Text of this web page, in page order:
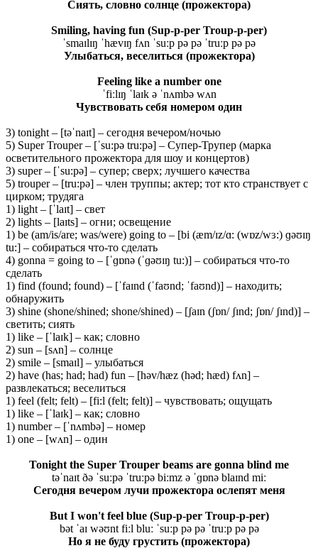
Сиять, словно солнце (прожектора)
Smiling, having fun (Sup-p-per Troup-p-per)
ˈsmaɪlɪŋ ˈhævɪŋ fʌn ˈsuːp pə pə ˈtruːp pə pə
Улыбаться, веселиться(прожектора)
Feeling like a number one
ˈfiːlɪŋ ˈlaɪk ə ˈnʌmbə wʌn
Чувствовать себя номером один
3) tonight – [təˈnaɪt] – сегодня вечером/ночью
5) Super Trouper – [ˈsu:pə tru:pə] – Супер-Трупер (марка
осветительного прожектора для шоу и концертов)
3) super – [ˈsu:pə] – супер; сверх; лучшего качества
5) trouper – [tru:pə] – член труппы; актер; тот кто странствует с
цирком; трудяга
1) light – [ˈlaɪt] – свет
2) lights – [laɪts] – огни; освещение
1) be (am/is/are; was/were) going to – [bi (æm/ɪz/ɑ: (wɒz/wɜ:) ɡəʊɪŋ
tu:] – собираться что-то сделать
4) gonna = going to – [ˈɡɒnə (ˈɡəʊɪŋ tu:)] – собираться что-то
сделать
1) find (found; found) – [ˈfaɪnd (ˈfaʊnd; ˈfaʊnd)] – находить;
обнаружить
3) shine (shone/shined; shone/shined) – [ʃaɪn (ʃɒn/ ʃɪnd; ʃɒn/ ʃɪnd)] –
светить; сиять
1) like – [ˈlaɪk] – как; словно
2) sun – [sʌn] – солнце
2) smile – [smaɪl] – улыбаться
2) have (has; had; had) fun – [həv/hæz (həd; hæd) fʌn] –
развлекаться; веселиться
1) feel (felt; felt) – [fi:l (felt; felt)] – чувствовать; ощущать
1) like – [ˈlaɪk] – как; словно
1) number – [ˈnʌmbə] – номер
1) one – [wʌn] – один
Tonight the Super Trouper beams are gonna blind me
təˈnaɪt ðə ˈsuːpə ˈtruːpə biːmz ə ˈɡɒnə blaɪnd miː
Сегодня вечером лучи прожектора ослепят меня
But I won't feel blue (Sup-p-per Troup-p-per)
bət ˈaɪ wəʊnt fiːl bluː ˈsuːp pə pə ˈtruːp pə pə
Но я не буду грустить (прожектора)